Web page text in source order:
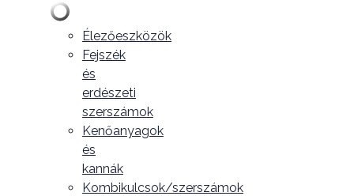
Élezőeszközök
Fejszék
és
erdészeti
szerszámok
Kenőanyagok
és
kannák
Kombikulcsok/szerszámok